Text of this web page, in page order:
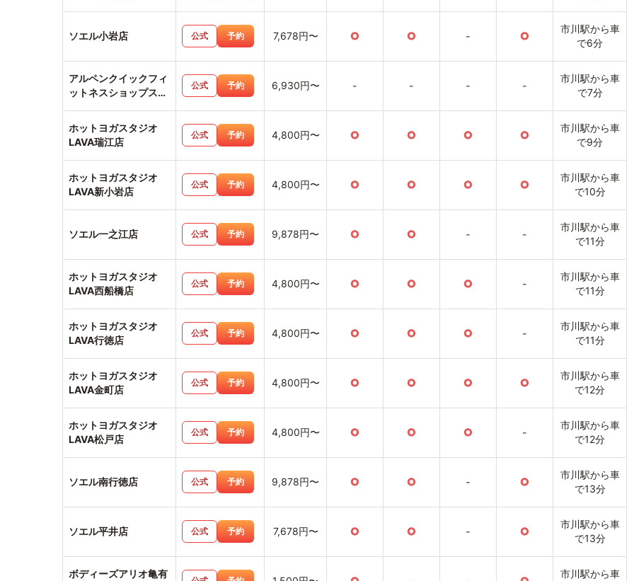
ソエル小岩店 公式 予約 7,678円〜 ○ ○ - ○
市川駅から車
で6分
アルペンクイックフィ
ットネスショップス市
公式 予約 6,930円〜 - - - -
市川駅から車
で7分
ホットヨガスタジオ
LAVA瑞江店
公式 予約 4,800円〜 ○ ○ ○ ○
市川駅から車
で9分
ホットヨガスタジオ
LAVA新小岩店
公式 予約 4,800円〜 ○ ○ ○ ○
市川駅から車
で10分
ソエル一之江店 公式 予約 9,878円〜 ○ ○ - -
市川駅から車
で11分
ホットヨガスタジオ
LAVA西船橋店
公式 予約 4,800円〜 ○ ○ ○ -
市川駅から車
で11分
ホットヨガスタジオ
LAVA行徳店
公式 予約 4,800円〜 ○ ○ ○ -
市川駅から車
で11分
ホットヨガスタジオ
LAVA金町店
公式 予約 4,800円〜 ○ ○ ○ ○
市川駅から車
で12分
ホットヨガスタジオ
LAVA松戸店
公式 予約 4,800円〜 ○ ○ ○ -
市川駅から車
で12分
ソエル南行徳店 公式 予約 9,878円〜 ○ ○ - ○
市川駅から車
で13分
ソエル平井店 公式 予約 7,678円〜 ○ ○ - ○
市川駅から車
で13分
ボディーズアリオ亀有
市川駅から車